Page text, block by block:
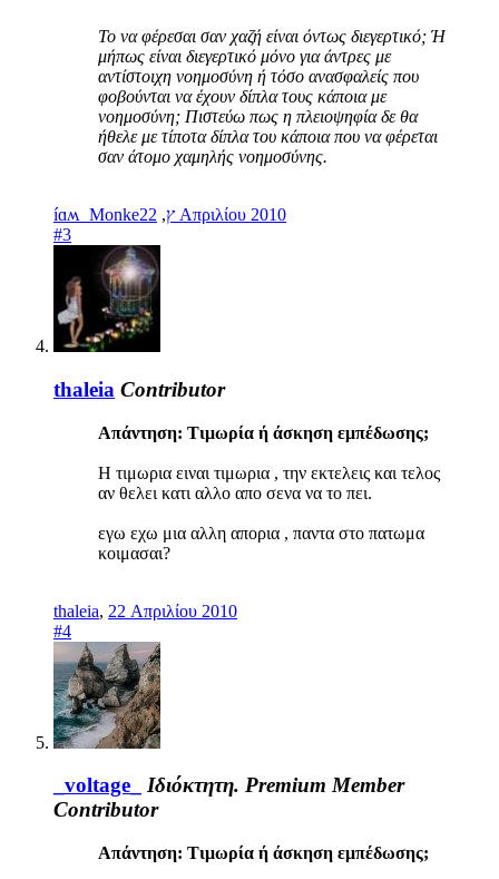
Το να φέρεσαι σαν χαζή είναι όντως διεγερτικό; Ή
μήπως είναι διεγερτικό μόνο για άντρες με
αντίστοιχη νοημοσύνη ή τόσο ανασφαλείς που
φοβούνται να έχουν δίπλα τους κάποια με
νοημοσύνη; Πιστεύω πως η πλειοψηφία δε θα
ήθελε με τίποτα δίπλα του κάποια που να φέρεται
σαν άτομο χαμηλής νοημοσύνης.
íɑʍ_Monkeץ, 22 Απριλίου 2010
#3
thaleia Contributor
Απάντηση: Τιμωρία ή άσκηση εμπέδωσης;
Η τιμωρια ειναι τιμωρια , την εκτελεις και τελος
αν θελει κατι αλλο απο σενα να το πει.
εγω εχω μια αλλη απορια , παντα στο πατωμα
κοιμασαι?
thaleia, 22 Απριλίου 2010
#4
_voltage_ Ιδιόκτητη. Premium Member
Contributor
Απάντηση: Τιμωρία ή άσκηση εμπέδωσης;